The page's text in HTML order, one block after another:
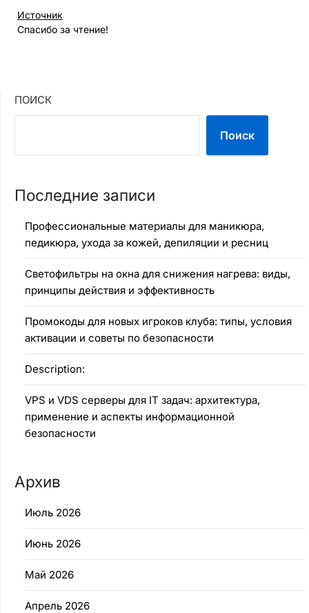
Источник
Спасибо за чтение!
ПОИСК
Поиск
Последние записи
Профессиональные материалы для маникюра,
педикюра, ухода за кожей, депиляции и ресниц
Светофильтры на окна для снижения нагрева: виды,
принципы действия и эффективность
Промокоды для новых игроков клуба: типы, условия
активации и советы по безопасности
Description:
VPS и VDS серверы для IT задач: архитектура,
применение и аспекты информационной
безопасности
Архив
Июль 2026
Июнь 2026
Май 2026
Апрель 2026